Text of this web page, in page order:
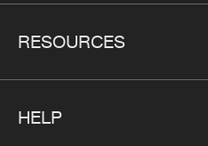
RESOURCES
HELP